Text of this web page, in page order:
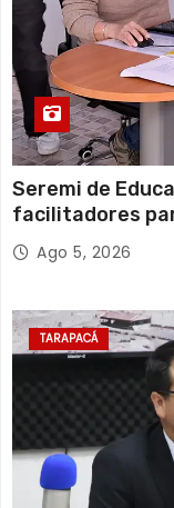
Seremi de
facilitadores
Escolar 2027
Ago 5, 2026
TARAPACÁ